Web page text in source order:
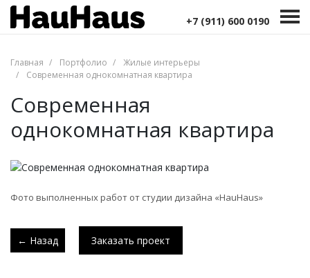
Дизайн интерьера
Портфолио
Цены
Контакты
+7 (911) 600 0190
Главная Портфолио
Жилые интерьеры
Современная однокомнатная квартира
Современная
однокомнатная квартира
Фото выполненных работ от студии дизайна «HauHaus»
← Назад Заказать проект